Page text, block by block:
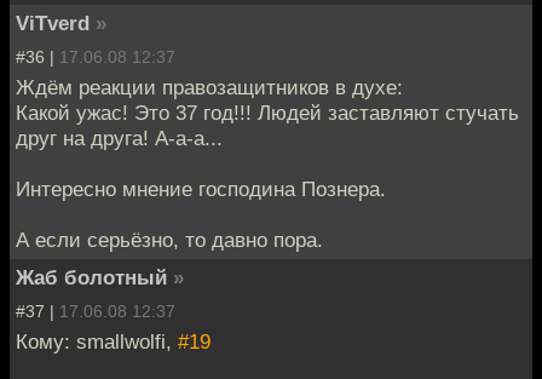
ViTverd »
#36 | 17.06.08 12:37
Ждём реакции правозащитников в духе:
Какой ужас! Это 37 год!!! Людей заставляют стучать
друг на друга! А-а-а...
Интересно мнение господина Познера.
А если серьёзно, то давно пора.
Жаб болотный »
#37 | 17.06.08 12:37
Кому: smallwolfi, #19